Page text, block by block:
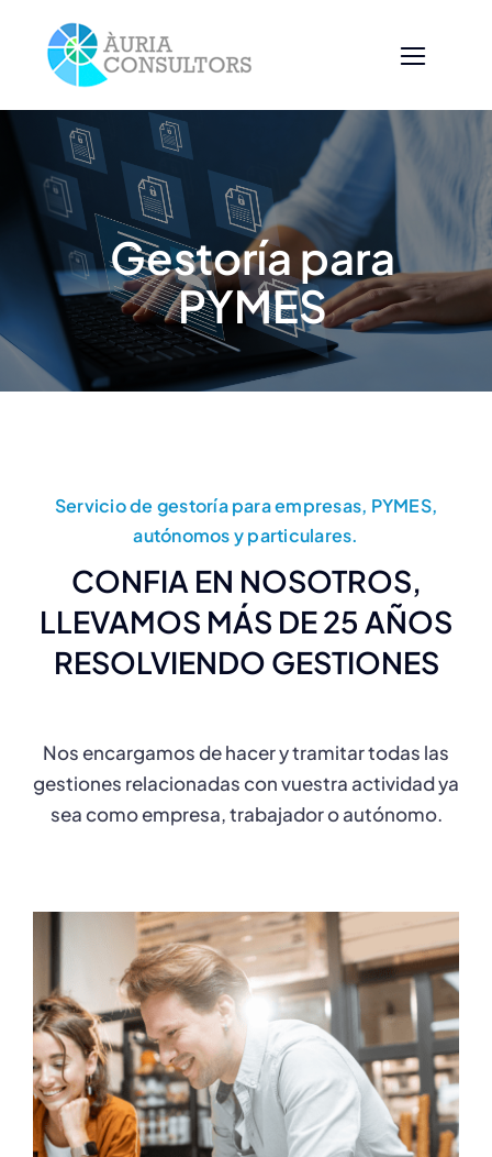
contenido
Gestoría para
PYMES
Servicio de gestoría para empresas, PYMES,
autónomos y particulares.
CONFIA EN NOSOTROS,
LLEVAMOS MÁS DE 25 AÑOS
RESOLVIENDO GESTIONES
Nos encargamos de hacer y tramitar todas las
gestiones relacionadas con vuestra actividad ya
sea como empresa, trabajador o autónomo.